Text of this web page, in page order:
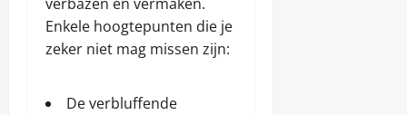
Enkele hoogtepunten die je
zeker niet mag missen zijn:
De verbluffende